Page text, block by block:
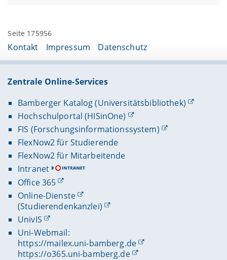
Seite 175956
Kontakt Impressum Datenschutz
Zentrale Online-Services
Bamberger Katalog (Universitätsbibliothek)
Hochschulportal (HISinOne)
FIS (Forschungsinformationssystem)
FlexNow2 für Studierende
FlexNow2 für Mitarbeitende
Intranet
Office 365
Online-Dienste
(Studierendenkanzlei)
UnivIS
Uni-Webmail:
https://mailex.uni-bamberg.de
https://o365.uni-bamberg.de